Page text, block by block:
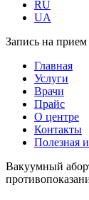
RU
UA
Запись на прием
Главная
Услуги
Врачи
Прайс
О центре
Контакты
Полезная
Вакуумный